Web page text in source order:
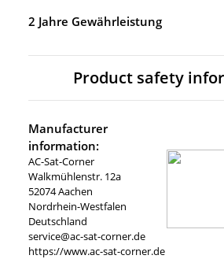
2 Jahre Gewährleistung
Product safety
Manufacturer
information:
AC-Sat-Corner
Walkmühlenstr. 12a
52074 Aachen
Nordrhein-Westfalen
Deutschland
service@ac-sat-corner.de
https://www.ac-sat-corner.de